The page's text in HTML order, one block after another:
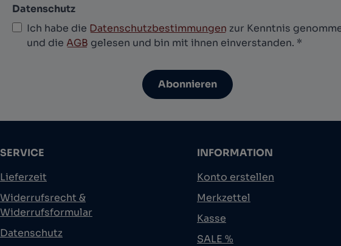
Datenschutz
Ich habe die Datenschutzbestimmungen zur Kenntnis
und die AGB gelesen und bin mit ihnen einverstanden. *
Abonnieren
SERVICE
Lieferzeit
Widerrufsrecht &
Widerrufsformular
Datenschutz
INFORMATION
Konto erstellen
Merkzettel
Kasse
SALE %